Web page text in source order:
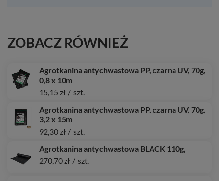
ZOBACZ RÓWNIEŻ
Agrotkanina antychwastowa PP, czarna UV, 70g,
0,8 x 10m
15,15 zł / szt.
Agrotkanina antychwastowa PP, czarna UV, 70g,
3,2 x 15m
92,30 zł / szt.
Agrotkanina antychwastowa BLACK 110g,
270,70 zł / szt.